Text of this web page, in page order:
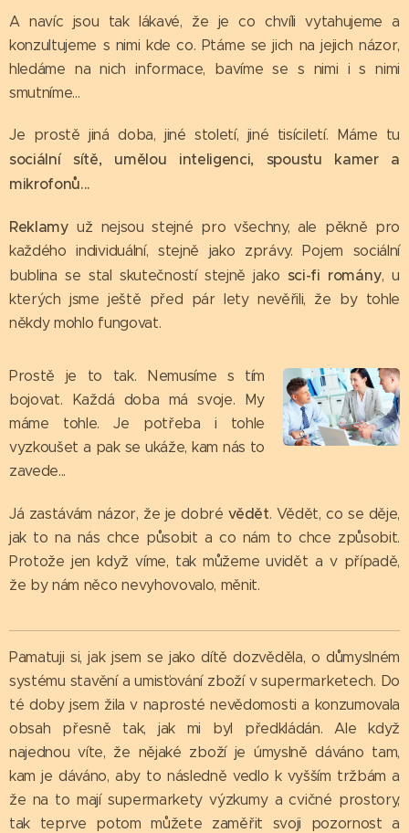
A navíc jsou tak lákavé, že je co chvíli vytahujeme a
konzultujeme s nimi kde co. Ptáme se jich na jejich názor,
hledáme na nich informace, bavíme se s nimi i s nimi
smutníme...
Je prostě jiná doba, jiné století, jiné tisíciletí. Máme tu
sociální sítě, umělou inteligenci, spoustu kamer a
mikrofonů...
Reklamy už nejsou stejné pro všechny, ale pěkně pro
každého individuální, stejně jako zprávy. Pojem sociální
bublina se stal skutečností stejně jako sci-fi romány, u
kterých jsme ještě před pár lety nevěřili, že by tohle
někdy mohlo fungovat.
Prostě je to tak. Nemusíme s tím
bojovat. Každá doba má svoje. My
máme tohle. Je potřeba i tohle
vyzkoušet a pak se ukáže, kam nás to
zavede...
Já zastávám názor, že je dobrévědět. Vědět, co se děje,
jak to na nás chce působit a co nám to chce způsobit.
Protože jen když víme, tak můžeme uvidět a v případě,
že by nám něco nevyhovovalo, měnit.
Pamatuji si, jak jsem se jako dítě dozvěděla, o důmyslném
systému stavění a umisťování zboží v supermarketech. Do
té doby jsem žila v naprosté nevědomosti a konzumovala
obsah přesně tak, jak mi byl předkládán. Ale když
najednou víte, že nějaké zboží je úmyslně dáváno tam,
kam je dáváno, aby to následně vedlo k vyšším tržbám a
že na to mají supermarkety výzkumy a cvičné prostory,
tak teprve potom můžete zaměřit svoji pozornost a